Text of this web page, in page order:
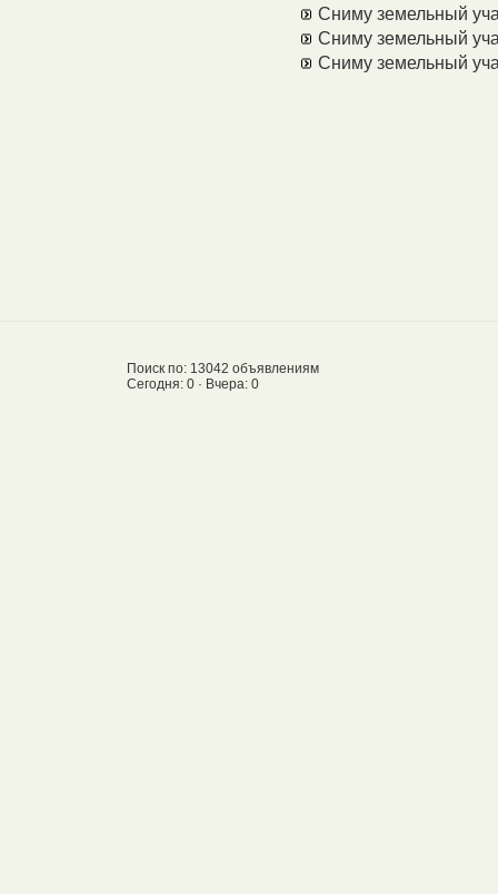
Сниму земельный
Сниму земельный
Сниму земельный
Поиск по: 13042 объявлениям
Сегодня: 0 · Вчера: 0